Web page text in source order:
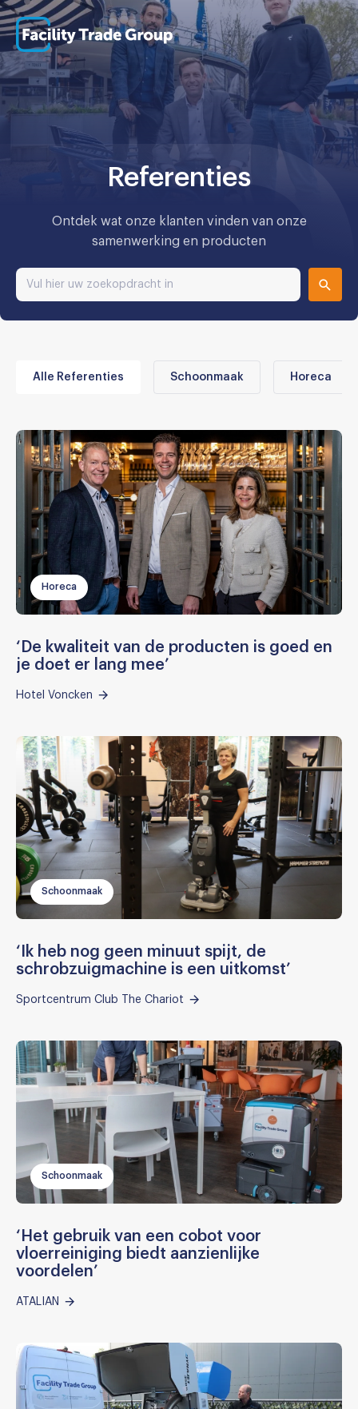
Referenties
Ontdek wat onze klanten vinden van onze
samenwerking en producten
Alle Referenties Schoonmaak Horeca
Horeca
‘De kwaliteit van de producten is goed en
je doet er lang mee’
Hotel Voncken
Schoonmaak
‘Ik heb nog geen minuut spijt, de
schrobzuigmachine is een uitkomst’
Sportcentrum Club The Chariot
Schoonmaak
‘Het gebruik van een cobot voor
vloerreiniging biedt aanzienlijke
voordelen’
ATALIAN